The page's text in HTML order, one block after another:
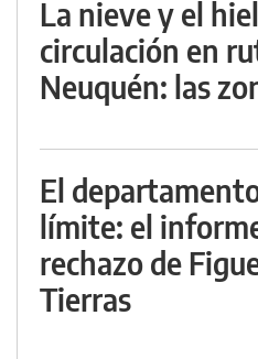
La nieve y el
circulación en
Neuquén: las
El
límite: el
rechazo de
Tierras